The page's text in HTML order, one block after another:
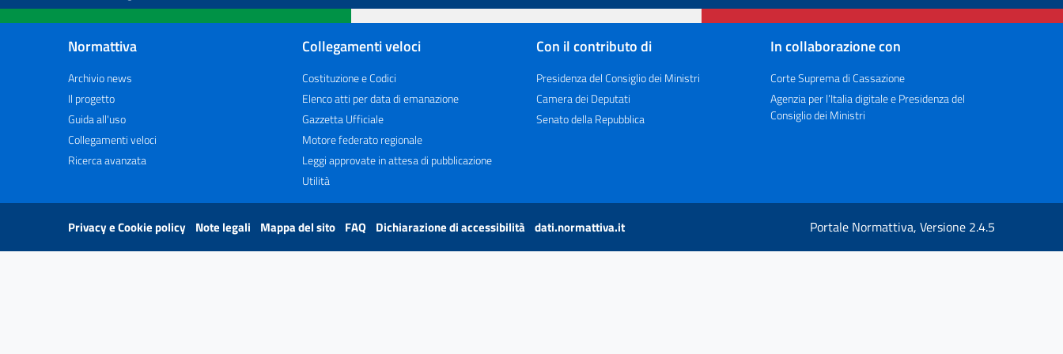
Normattiva
Archivio news
Il progetto
Guida all'uso
Collegamenti veloci
Ricerca avanzata
Collegamenti veloci
Costituzione e Codici
Elenco atti per data di emanazione
Gazzetta Ufficiale
Motore federato regionale
Leggi approvate in attesa di pubblicazione
Utilità
Con il contributo di
Presidenza del Consiglio dei Ministri
Camera dei Deputati
Senato della Repubblica
In collaborazione con
Corte Suprema di Cassazione
Agenzia per l’Italia digitale e Presidenza del
Consiglio dei Ministri
Privacy e Cookie policy Note legali Mappa del sito FAQ Dichiarazione di accessibilità dati.normattiva.it Portale Normattiva, Versione 2.4.5